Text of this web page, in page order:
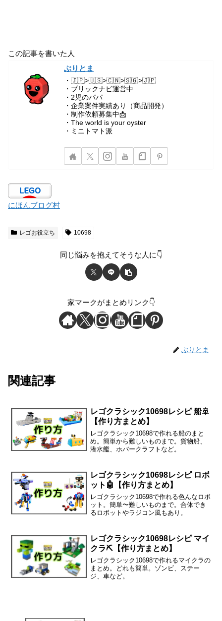
この記事を書いた人
ぶりとま
・🇯🇵>🇺🇸>🇨🇳>🇸🇬>🇯🇵
・ブリックナビ運営中
・2児のパパ
・企業案件実績あり（商品開発）
・制作依頼募集中📩
・The world is your oyster
・ミニトマト派
にほんブログ村
レゴお役立ち 10698
同じ悩みを抱えてそうな人に👇
家マークがまとめリンク👇
ぶりとま
関連記事
レゴクラシック10698レシピ 船🚢
【作り方まとめ】
レゴクラシック10698で作れる船のまと
め。簡単から難しいものまで。貨物船、
潜水艦、ホバークラフトなど。
レゴクラシック10698レシピ ロボ
ット🤖【作り方まとめ】
レゴクラシック10698で作れる色んなロボ
ット。簡単〜難しいものまで。合体でき
るロボットやラジコン風もあり。
レゴクラシック10698レシピ マイ
クラ⛏【作り方まとめ】
レゴクラシック10698で作れるマイクラの
まとめ。どれも簡単。ゾンビ、ステー
ジ、車など。